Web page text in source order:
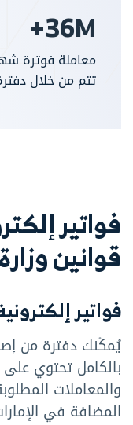
36M+
معاملة فوترة
تتم من خلال
فواتير
قوانين
فواتير
يُمكّنك دفترة من
بالكامل تحتوي على
والمعاملات
المضافة في